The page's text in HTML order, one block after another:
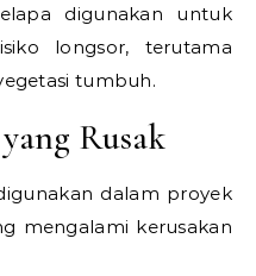
digunakan untuk
longsor, terutama
tumbuh.
Rusak
dalam proyek
mengalami kerusakan